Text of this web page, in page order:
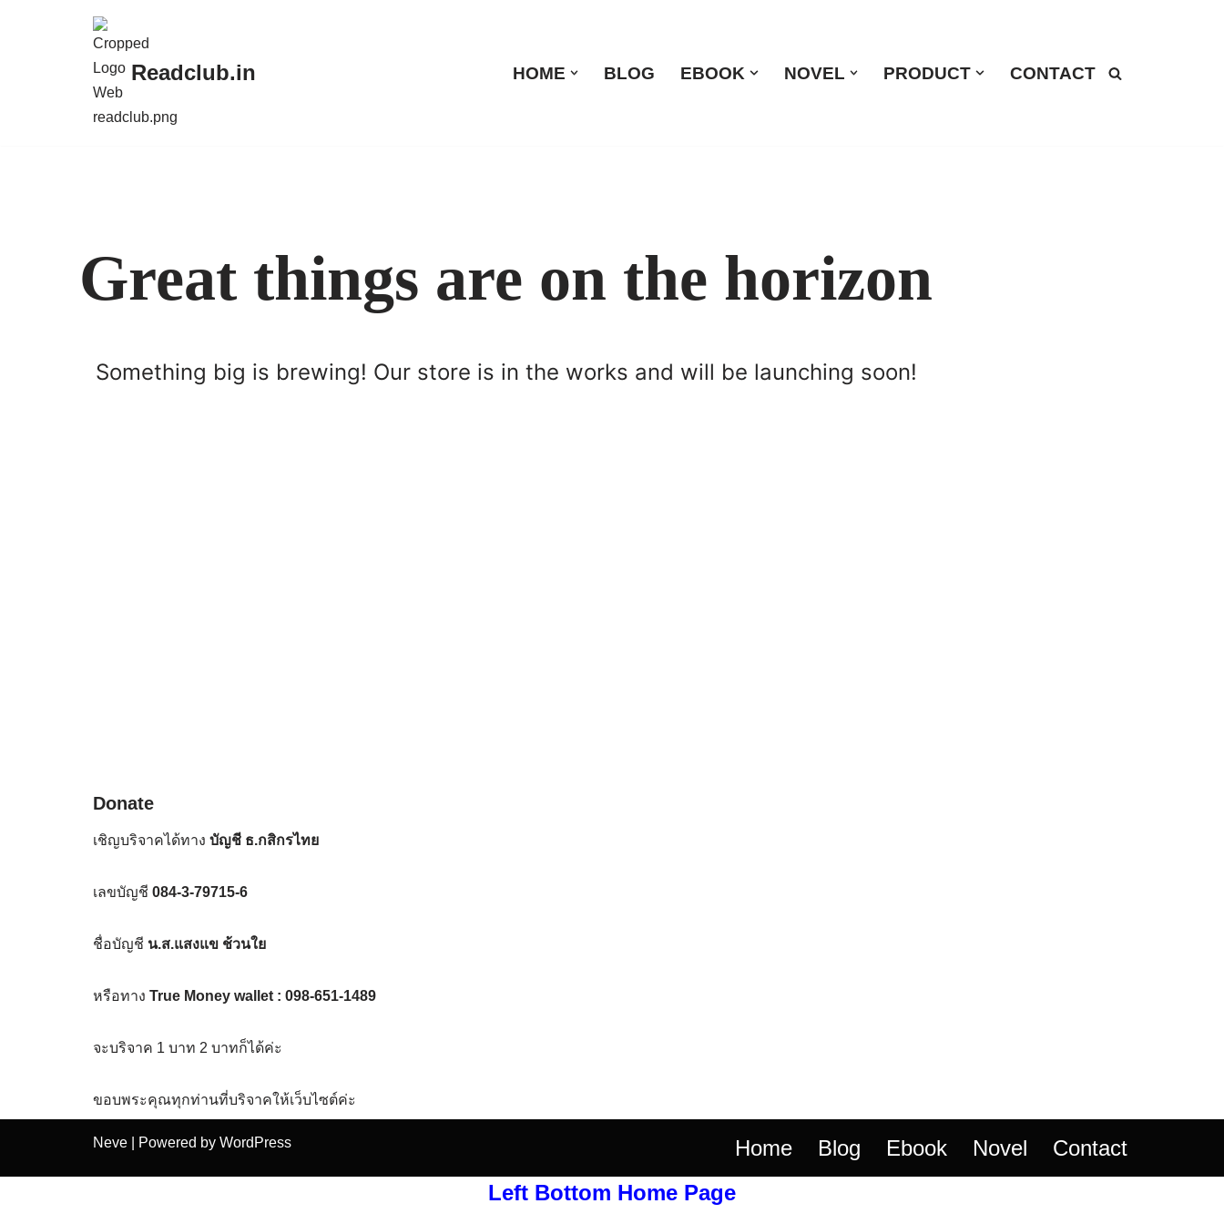
Readclub.in HOME BLOG EBOOK NOVEL PRODUCT CONTACT
Great things are on the horizon
Something big is brewing! Our store is in the works and will be launching soon!
Donate
เชิญบริจาคได้ทาง บัญชี ธ.กสิกรไทย
เลขบัญชี 084-3-79715-6
ชื่อบัญชี น.ส.แสงแข ช้วนใย
หรือทาง True Money wallet : 098-651-1489
จะบริจาค 1 บาท 2 บาทก็ได้ค่ะ
ขอบพระคุณทุกท่านที่บริจาคให้เว็บไซต์ค่ะ
Neve | Powered by WordPress Home Blog Ebook Novel
Contact
Left Bottom Home Page